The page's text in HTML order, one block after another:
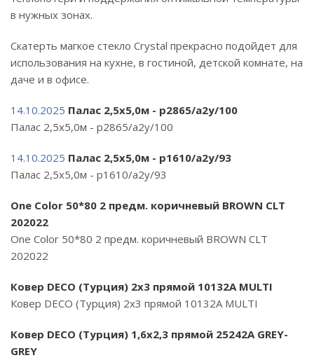
в нужных зонах.
Скатерть магкое стекло Crystal прекрасно подойдет для
использования на кухне, в гостиной, детской комнате, на
даче и в офисе.
14.10.2025 Палас 2,5х5,0м - p2865/a2y/100
Палас 2,5х5,0м - p2865/a2y/100
14.10.2025 Палас 2,5х5,0м - p1610/a2y/93
Палас 2,5х5,0м - p1610/a2y/93
One Color 50*80 2 предм. коричневый BROWN CLT
202022
One Color 50*80 2 предм. коричневый BROWN CLT
202022
Ковер DECO (Турция) 2х3 прямой 10132A MULTI
Ковер DECO (Турция) 2х3 прямой 10132A MULTI
Ковер DECO (Турция) 1,6х2,3 прямой 25242A GREY-
GREY